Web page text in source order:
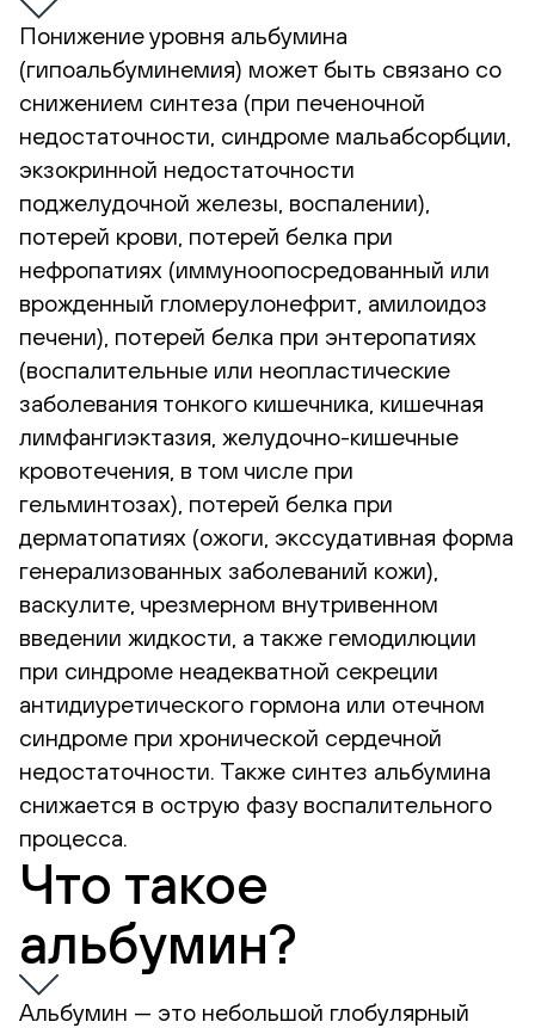
Понижение уровня альбумина
(гипоальбуминемия) может быть связано со
снижением синтеза (при печеночной
недостаточности, синдроме мальабсорбции,
экзокринной недостаточности
поджелудочной железы, воспалении),
потерей крови, потерей белка при
нефропатиях (иммуноопосредованный или
врожденный гломерулонефрит, амилоидоз
печени), потерей белка при энтеропатиях
(воспалительные или неопластические
заболевания тонкого кишечника, кишечная
лимфангиэктазия, желудочно-кишечные
кровотечения, в том числе при
гельминтозах), потерей белка при
дерматопатиях (ожоги, экссудативная форма
генерализованных заболеваний кожи),
васкулите, чрезмерном внутривенном
введении жидкости, а также гемодилюции
при синдроме неадекватной секреции
антидиуретического гормона или отечном
синдроме при хронической сердечной
недостаточности. Также синтез альбумина
снижается в острую фазу воспалительного
процесса.
Что такое
альбумин?
Альбумин — это небольшой глобулярный